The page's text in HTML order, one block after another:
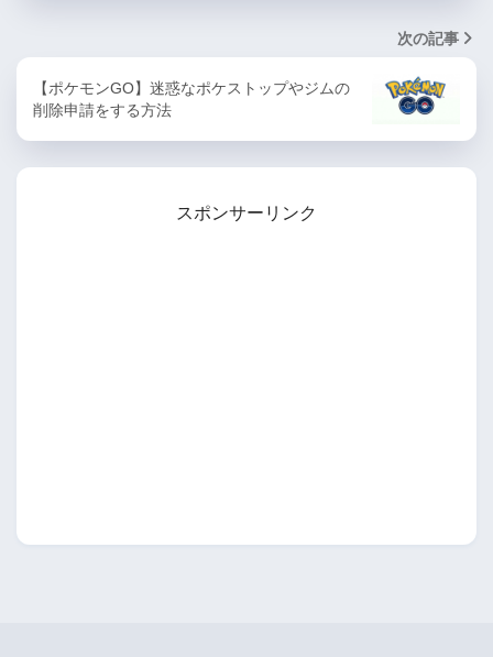
次の記事
【ポケモンGO】迷惑なポケストップやジムの
削除申請をする方法
スポンサーリンク